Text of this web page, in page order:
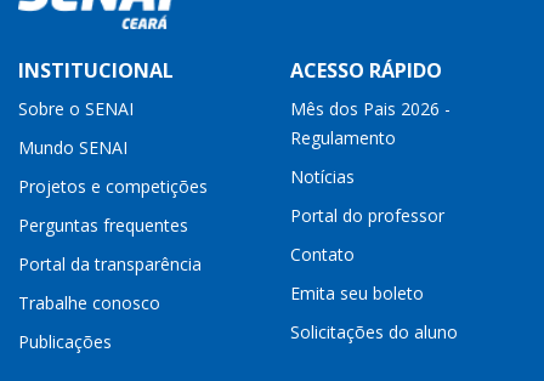
INSTITUCIONAL
Sobre o SENAI
Mundo SENAI
Projetos e competições
Perguntas frequentes
Portal da transparência
Trabalhe conosco
Publicações
ACESSO RÁPIDO
Mês dos Pais 2026 -
Regulamento
Notícias
Portal do professor
Contato
Emita seu boleto
Solicitações do aluno